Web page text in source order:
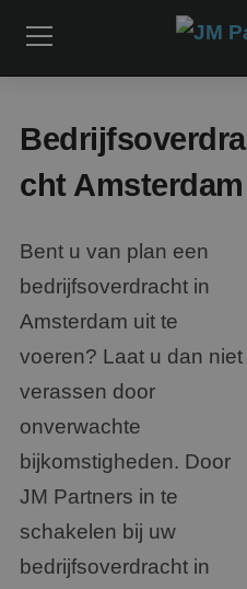
Bedrijfsoverdra
cht Amsterdam
Bent u van plan een
bedrijfsoverdracht in
Amsterdam uit te
voeren? Laat u dan niet
verassen door
onverwachte
bijkomstigheden. Door
JM Partners in te
schakelen bij uw
bedrijfsoverdracht in